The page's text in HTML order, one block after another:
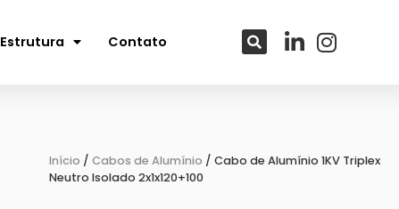
Estrutura Contato
Início / Cabos de Alumínio / Cabo de Alumínio 1KV Triplex
Neutro Isolado 2x1x120+100